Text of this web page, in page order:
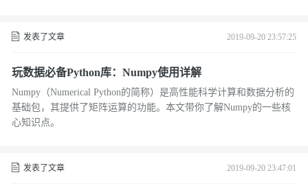
发表了文章 2019-09-20 23:57:25
玩数据必备Python库：Numpy使用详解
Numpy（Numerical Python的简称）是高性能科学计算和数据分析的
基础包，其提供了矩阵运算的功能。本文带你了解Numpy的一些核
心知识点。
发表了文章 2019-09-20 23:47:01